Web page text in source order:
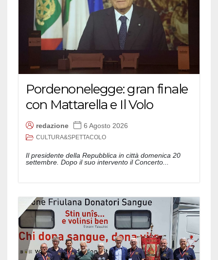
Pordenonelegge: gran finale
con Mattarella e Il Volo
redazione 6 Agosto 2026
CULTURA&SPETTACOLO
Il presidente della Repubblica in città domenica 20
settembre. Dopo il suo intervento il Concerto...